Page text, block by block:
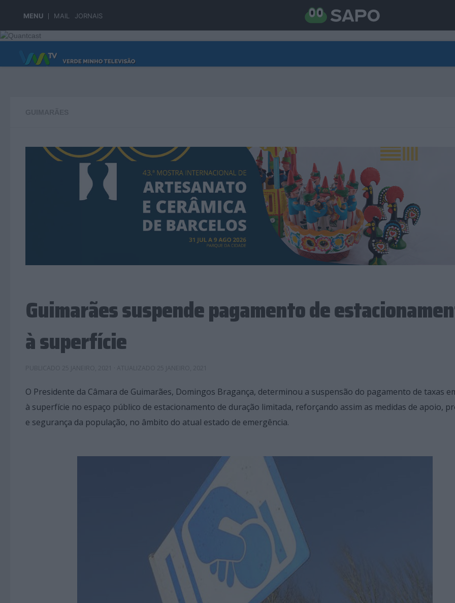
MENU MAIL JORNAIS
Skip to content
Guimarães suspende pagamento de
à superfície
O Presidente da Câmara de Guimarães, Domingos Bragança, determinou a suspensão do pagamento de taxas
à superfície no espaço público de estacionamento de duração limitada, reforçando assim as medidas de apoio,
e segurança da população, no âmbito do atual estado de emergência.